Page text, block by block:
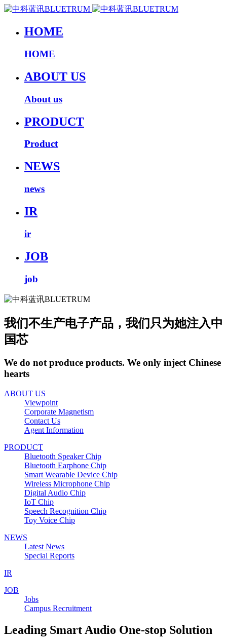
HOME
HOME
ABOUT US
About us
PRODUCT
Product
NEWS
news
IR
ir
JOB
job
我们不生产电子产品，我们只为她注入中
国芯
We do not produce products. We only inject Chinese
hearts
ABOUT US
Viewpoint
Corporate Magnetism
Contact Us
Agent Information
PRODUCT
Bluetooth Speaker Chip
Bluetooth Earphone Chip
Smart Wearable Device Chip
Wireless Microphone Chip
Digital Audio Chip
IoT Chip
Speech Recognition Chip
Toy Voice Chip
NEWS
Latest News
Special Reports
IR
JOB
Jobs
Campus Recruitment
Leading Smart Audio One-stop Solution